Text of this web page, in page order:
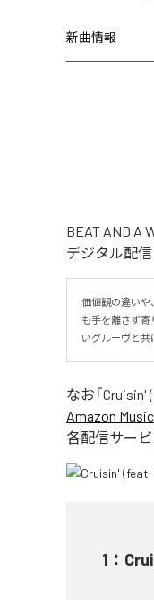
新曲情報
BEAT AND A
デジタル配信
価値観の違いや
も手を離さず寄
いグルーヴと共
なお「Cruisin'
Amazon
各配信サービ
1 ：